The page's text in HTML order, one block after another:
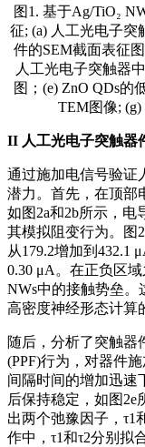
图1. 基于Ag/TiO₂
征; (a) 人工光电子突
件的SEM截面表征
人工光电子突触器
图；(e) ZnO QDs的
TEM图像; (g)
II 人工光电子突触器
通过施加电信号验证
潜力。首先，在顶部
如图2a和2b所示，电
其模拟阻变行为。图
从179.2增加到432.1
0.30 μA。在正负区
NWs中的接触势垒
高密度神经形态计算
随后，分析了突触器
(PPF)行为，对器件
间隔时间的增加迅速
后保持稳定，如图2e
出两个弛豫因子，τ1
作中，τ1和τ2分别拟